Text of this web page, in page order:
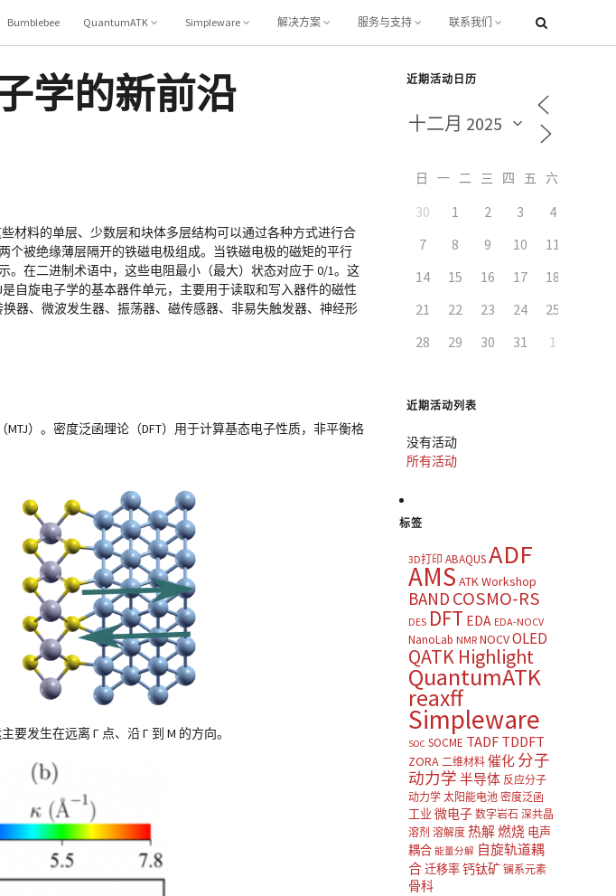
Bumblebee QuantumATK Simpleware 解决方案 服务与支持 联系我们
学的新前沿
材料的单层、少数层和块体多层结构可以通过各种方式进行合
个被绝缘薄层隔开的铁磁电极组成。当铁磁电极的磁矩的平行
。在二进制术语中，这些电阻最小（最大）状态对应于 0/1。这
自旋电子学的基本器件单元，主要用于读取和写入器件的磁性
器、微波发生器、振荡器、磁传感器、非易失触发器、神经形
）。密度泛函理论（DFT）用于计算基态电子性质，非平衡格
发生在远离 Γ 点、沿 Γ 到 M 的方向。
近期活动日历
日 一 二 三 四 五
30 1 2 3 4
7
8 9 10 11
14
15 16 17 18
21
22 23 24 25
28
29 30 31 1
近期活动列表
没有活动
所有活动
标签
3D打印 ABAQUSADF
AMS ATK Workshop
BAND COSMO-RS
DES DFT EDA EDA-NOCV
NanoLab NMR NOCVOLED
QATK Highlight
QuantumATK
reaxff
Simpleware
SOC SOCME TADF TDDFT
ZORA 二维材料 催化 分子
动力学 半导体 反应分子
动力学 太阳能电池 密度泛函
工业 微电子 数字岩石 深共晶
溶剂 溶解度 热解燃烧 电声
耦合 能量分解 自旋轨道耦
合迁移率钙钛矿 镧系元素
骨科